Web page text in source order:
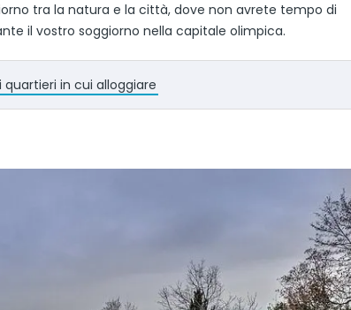
tra la natura e la città, dove non avrete tempo di
il vostro soggiorno nella capitale olimpica.
quartieri in cui alloggiare